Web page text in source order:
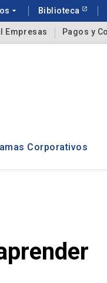
arrow_drop_down Biblioteca
Empresas Pagos y
Corporativos